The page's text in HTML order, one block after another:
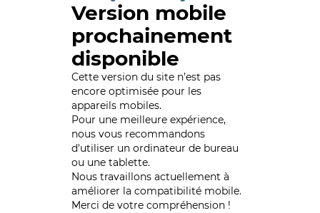
Version mobile
prochainement
disponible
Cette version du site n’est pas
encore optimisée pour les
appareils mobiles.
Pour une meilleure expérience,
nous vous recommandons
d'utiliser un ordinateur de bureau
ou une tablette.
Nous travaillons actuellement à
améliorer la compatibilité mobile.
Merci de votre compréhension !